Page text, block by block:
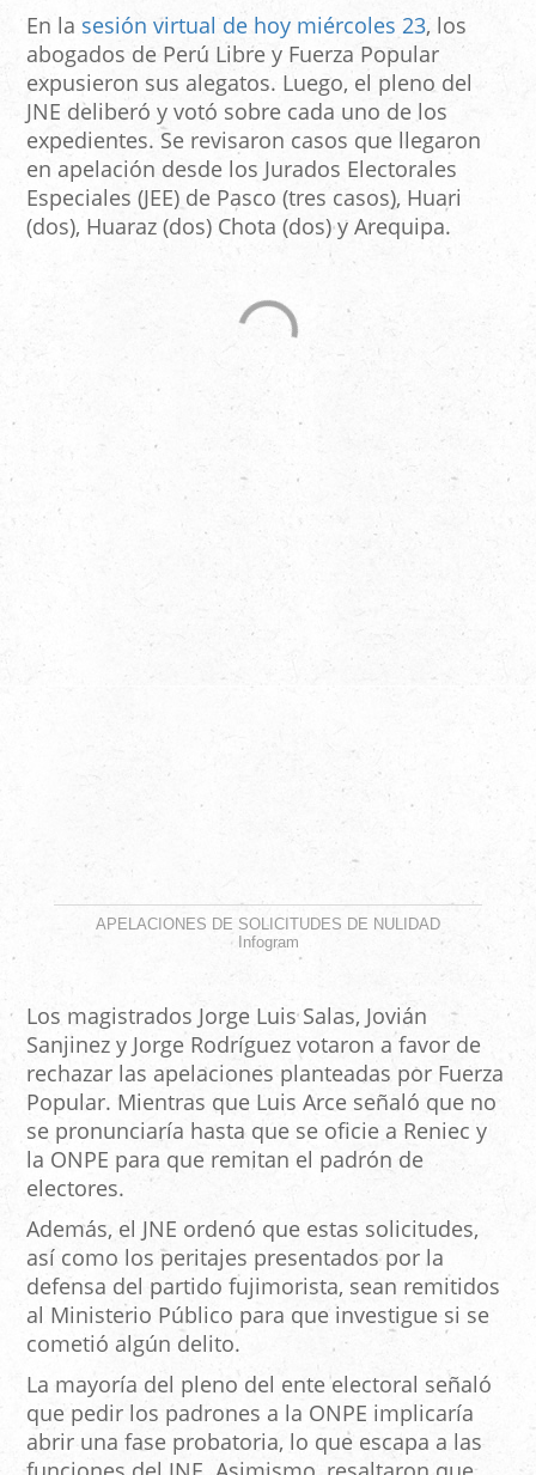
En la sesión virtual de hoy miércoles 23, los
abogados de Perú Libre y Fuerza Popular
expusieron sus alegatos. Luego, el pleno del
JNE deliberó y votó sobre cada uno de los
expedientes. Se revisaron casos que llegaron
en apelación desde los Jurados Electorales
Especiales (JEE) de Pasco (tres casos), Huari
(dos), Huaraz (dos) Chota (dos) y Arequipa.
APELACIONES DE SOLICITUDES DE NULIDAD
Infogram
Los magistrados Jorge Luis Salas, Jovián
Sanjinez y Jorge Rodríguez votaron a favor de
rechazar las apelaciones planteadas por Fuerza
Popular. Mientras que Luis Arce señaló que no
se pronunciaría hasta que se oficie a Reniec y
la ONPE para que remitan el padrón de
electores.
Además, el JNE ordenó que estas solicitudes,
así como los peritajes presentados por la
defensa del partido fujimorista, sean remitidos
al Ministerio Público para que investigue si se
cometió algún delito.
La mayoría del pleno del ente electoral señaló
que pedir los padrones a la ONPE implicaría
abrir una fase probatoria, lo que escapa a las